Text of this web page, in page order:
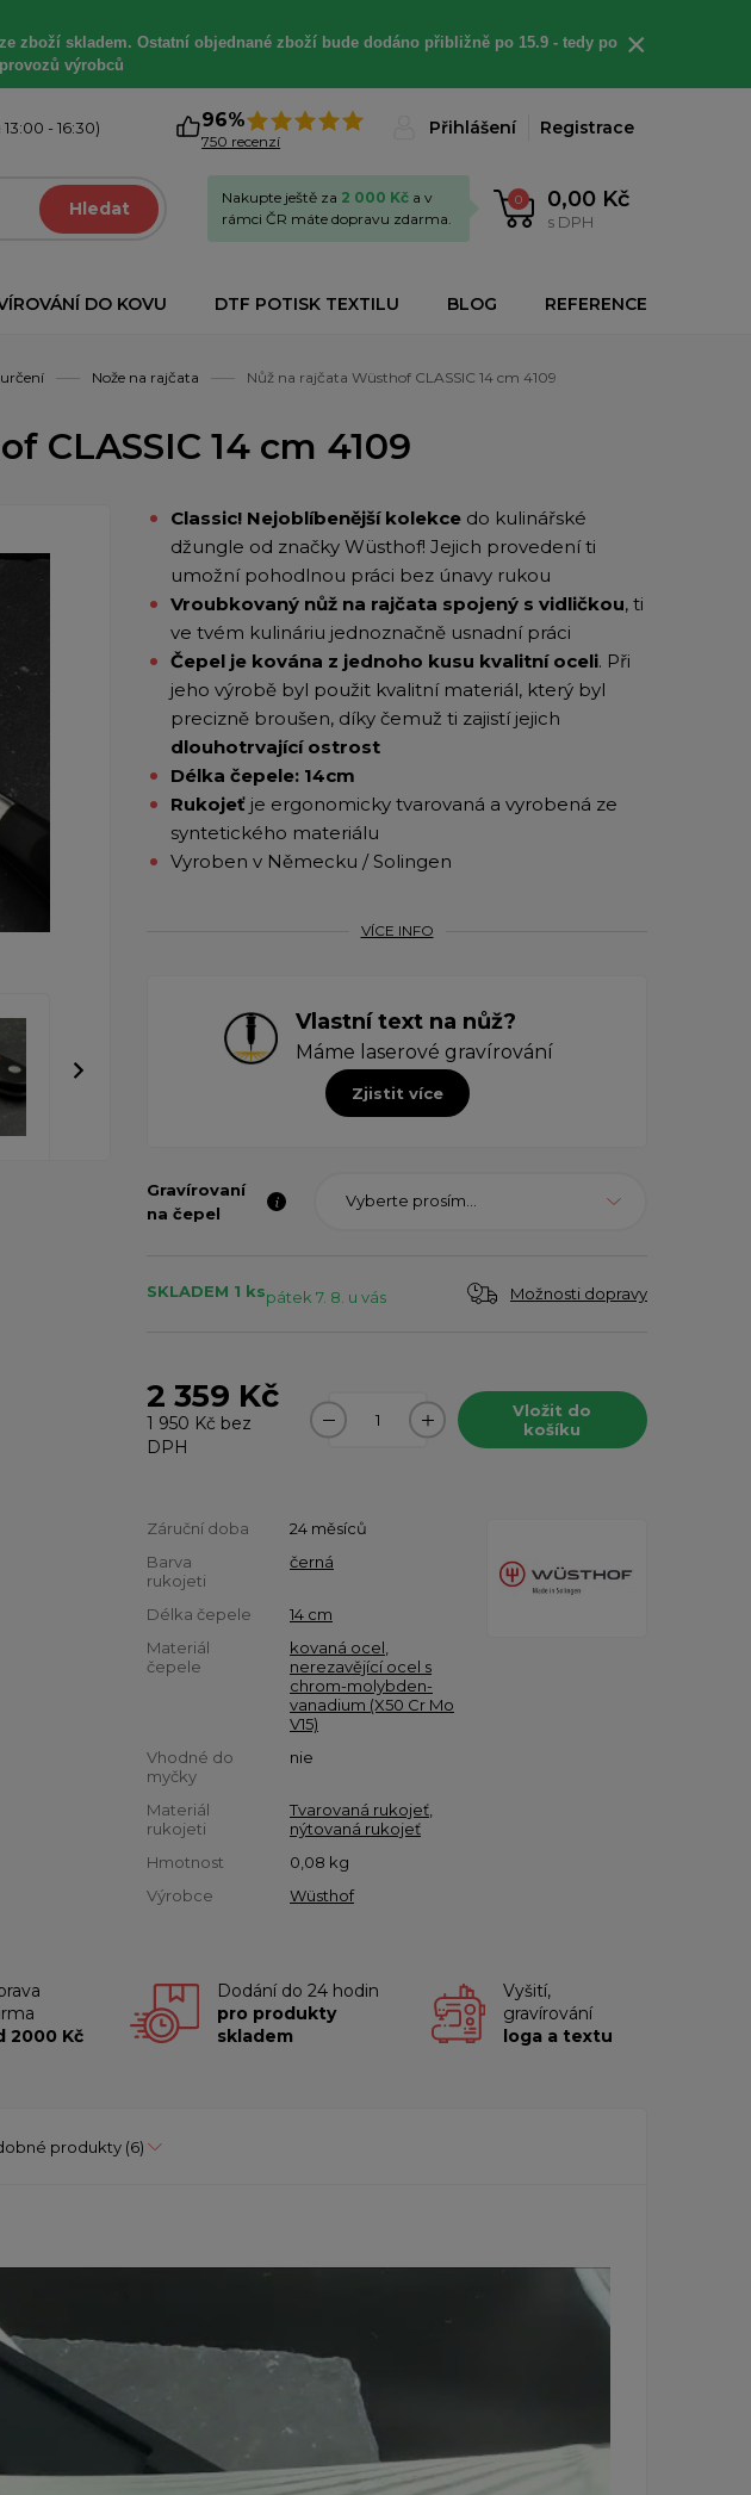
zboží skladem. Ostatní objednané zboží bude dodáno přibližně po 15.9 - tedy po
výrobců
×
- 16:30) 96%
750 recenzí
Přihlášení Registrace
Hledat 0 0,00 Kč
s DPH
Nakupte ještě za 2 000 Kč a v
rámci ČR máte dopravu zdarma.
DO KOVU DTF POTISK TEXTILU BLOG REFERENCE
určení Nože na rajčata Nůž na rajčata Wüsthof CLASSIC 14 cm 4109
CLASSIC 14 cm 4109
Classic! Nejoblíbenější kolekce do kulinářské
džungle od značky Wüsthof! Jejich provedení ti
umožní pohodlnou práci bez únavy rukou
Vroubkovaný nůž na rajčata spojený s vidličkou, ti
ve tvém kulináriu jednoznačně usnadní práci
Čepel je kována z jednoho kusu kvalitní oceli. Při
jeho výrobě byl použit kvalitní materiál, který byl
precizně broušen, díky čemuž ti zajistí jejich
dlouhotrvající ostrost
Délka čepele: 14cm
Rukojeť je ergonomicky tvarovaná a vyrobená ze
syntetického materiálu
Vyroben v Německu / Solingen
VÍCE INFO
Vlastní text na nůž?
Máme laserové gravírování
Zjistit více
Gravírovaní
na čepel
Vyberte prosím...
SKLADEM 1 kspátek 7. 8. u vás Možnosti dopravy
2 359 Kč
1 950 Kč bez
DPH
Vložit do
košíku
Záruční doba
24 měsíců
Barva
rukojeti
černá
Délka čepele
14 cm
Materiál
čepele
kovaná ocel
nerezavějící ocel s
chrom-molybden-
vanadium (X50 Cr Mo
V15)
Vhodné do
myčky
nie
Materiál
rukojeti
Tvarovaná rukojeť
nýtovaná rukojeť
Hmotnost
0,08 kg
Výrobce
Wüsthof
2000 Kč
Dodání do 24 hodin
pro produkty
skladem
Vyšití,
gravírování
loga a textu
produkty (6)